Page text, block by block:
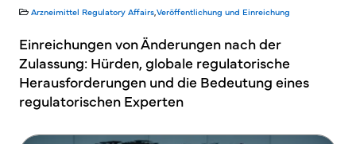
Arzneimittel Regulatory Affairs Veröffentlichung und Einreichung
Einreichungen von Änderungen nach der
Zulassung: Hürden, globale regulatorische
Herausforderungen und die Bedeutung eines
regulatorischen Experten